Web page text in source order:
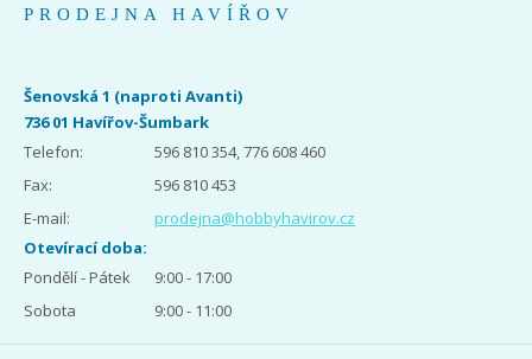
PRODEJNA HAVÍŘOV
Šenovská 1 (naproti Avanti)
736 01 Havířov-Šumbark
Telefon:
596 810 354, 776 608 460
Fax:
596 810 453
E-mail:
prodejna@hobbyhavirov.cz
Otevírací doba:
Pondělí - Pátek
9:00 - 17:00
Sobota
9:00 - 11:00